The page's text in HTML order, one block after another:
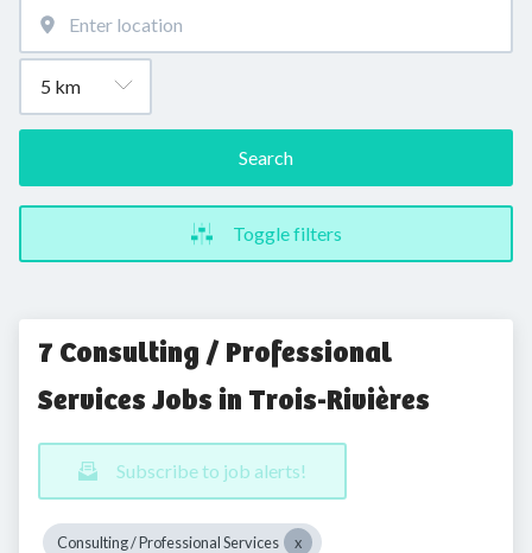
Search
Toggle filters
7 Consulting / Professional
Services Jobs in Trois-Rivières
Subscribe to job alerts!
Consulting / Professional Services